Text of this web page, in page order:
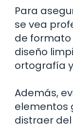
Para
se vea
de formato
diseño
ortografía
Además,
elementos
distraer